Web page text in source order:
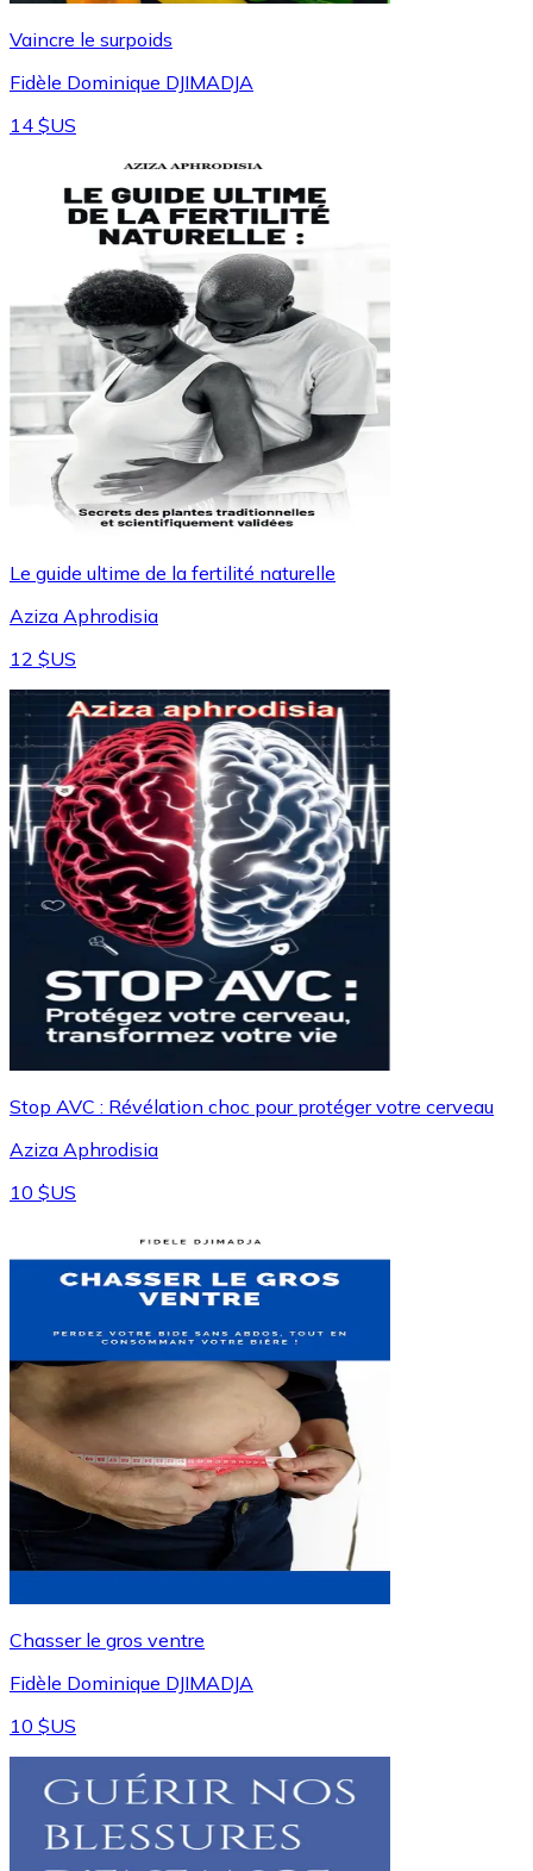
Vaincre le surpoids
Fidèle Dominique DJIMADJA
14 $US
Le guide ultime de la fertilité naturelle
Aziza Aphrodisia
12 $US
Stop AVC : Révélation choc pour protéger votre cerveau
Aziza Aphrodisia
10 $US
Chasser le gros ventre
Fidèle Dominique DJIMADJA
10 $US